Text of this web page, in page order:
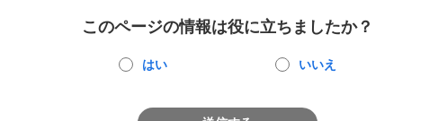
このページの情報は役に立ちましたか？
はい いいえ